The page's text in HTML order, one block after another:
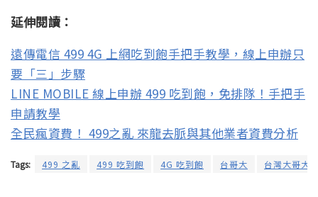
延伸閱讀：
遠傳電信 499 4G 上網吃到飽手把手教學，線上申辦只
要「三」步驟
LINE MOBILE 線上申辦 499 吃到飽，免排隊！手把手
申請教學
全民瘋資費！ 499之亂 來龍去脈與其他業者資費分析
Tags: 499 之亂 499 吃到飽 4G 吃到飽 台哥大 台灣大哥大